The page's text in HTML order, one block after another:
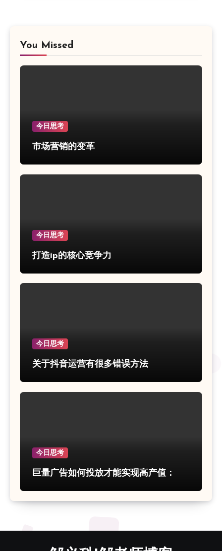
You Missed
今日思考
市场营销的变革
今日思考
打造ip的核心竞争力
今日思考
关于抖音运营有很多错误方法
今日思考
巨量广告如何投放才能实现高产值：